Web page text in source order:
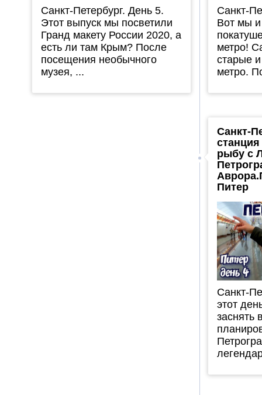
Санкт-
Вот мы
метро!
старые
метро.
Санкт-Петербург. День 5.
Этот выпуск мы посветили
Гранд макету России 2020, а
есть ли там Крым? После
посещения необычного
музея, ...
Санкт-
рыбу с
Питер
Санкт-
этот
заснять